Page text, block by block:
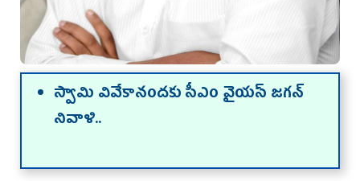
స్వామి వివేకానందకు సీఎం వైయ‌స్ జగన్‌
నివాళి..